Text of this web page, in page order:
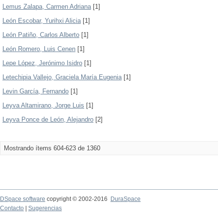
Lemus Zalapa, Carmen Adriana[1]
León Escobar, Yurihxi Alicia[1]
León Patiño, Carlos Alberto [1]
León Romero, Luis Cenen [1]
Lepe López, Jerónimo Isidro [1]
Letechipia Vallejo, Graciela María Eugenia[1]
Levin García, Fernando [1]
Leyva Altamirano, Jorge Luis [1]
Leyva Ponce de León, Alejandro [2]
Mostrando ítems 604-623 de 1360
DSpace software copyright © 2002-2016
DuraSpace
Contacto
Sugerencias